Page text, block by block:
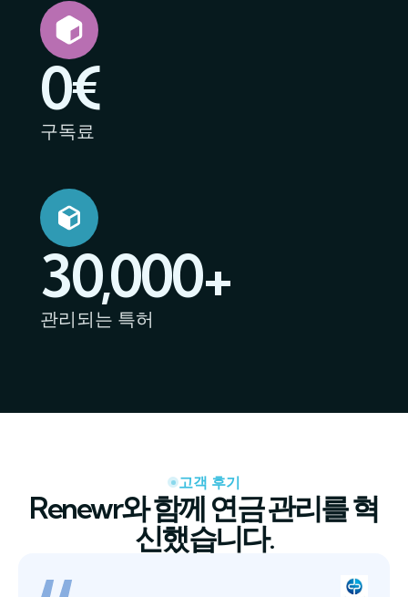
30,000+
관리되는 특허
0€
구독료
고객 후기
Renewr와 함께 연금 관리를 혁
신했습니다.